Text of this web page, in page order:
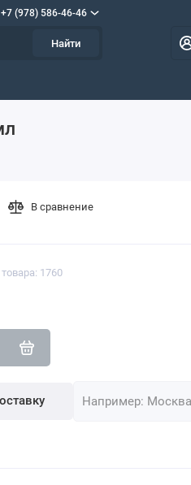
+7 (978) 586-46-46
Найти
1760
В сравнение